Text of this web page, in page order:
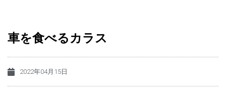
車を食べるカラス
2022年04月15日